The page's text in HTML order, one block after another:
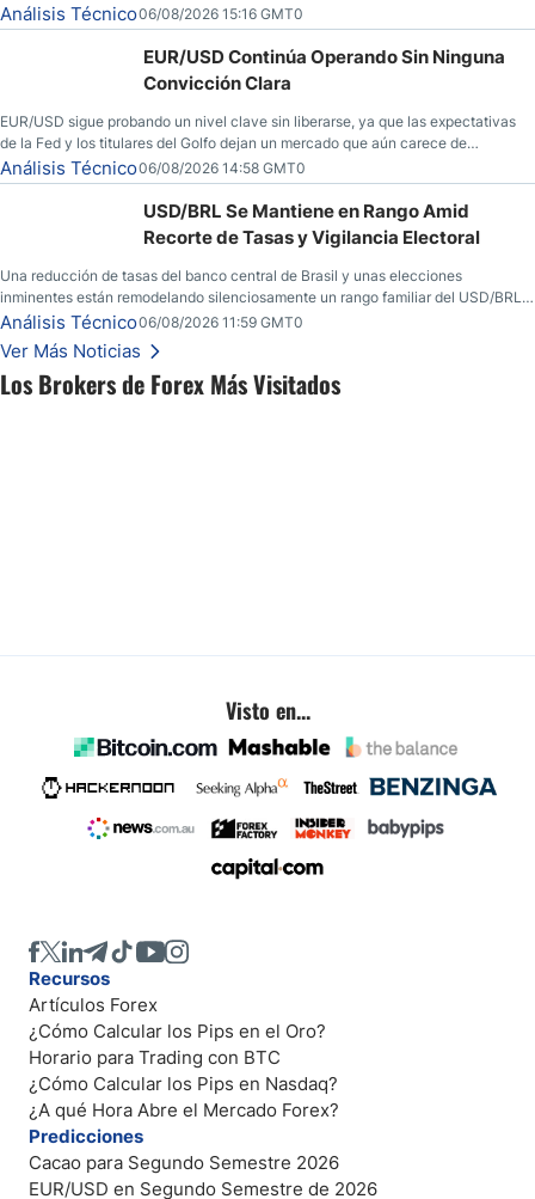
Los Brokers de Forex Más Visitados
dominado al mercado en las últimas semanas.
Análisis Técnico06/08/2026 15:16 GMT0
EUR/USD Continúa Operando Sin Ninguna
Convicción Clara
EUR/USD sigue probando un nivel clave sin liberarse, ya que las expectativas
de la Fed y los titulares del Golfo dejan un mercado que aún carece de
convicción real.
Análisis Técnico06/08/2026 14:58 GMT0
USD/BRL Se Mantiene en Rango Amid
Recorte de Tasas y Vigilancia Electoral
Una reducción de tasas del banco central de Brasil y unas elecciones
inminentes están remodelando silenciosamente un rango familiar del USD/BRL.
Una reducción de tasas por parte del banco central de Brasil y unas elecciones
inminentes están remodelando silenciosamente un rango familiar del USD/BRL.
Esto es lo que los traders están observando a continuación.
Análisis Técnico06/08/2026 11:59 GMT0
Ver Más Noticias
Visto en...
Recursos
Artículos Forex
¿Cómo Calcular los Pips en el Oro?
Horario para Trading con BTC
¿Cómo Calcular los Pips en Nasdaq?
¿A qué Hora Abre el Mercado Forex?
Predicciones
Cacao para Segundo Semestre 2026
EUR/USD en Segundo Semestre de 2026